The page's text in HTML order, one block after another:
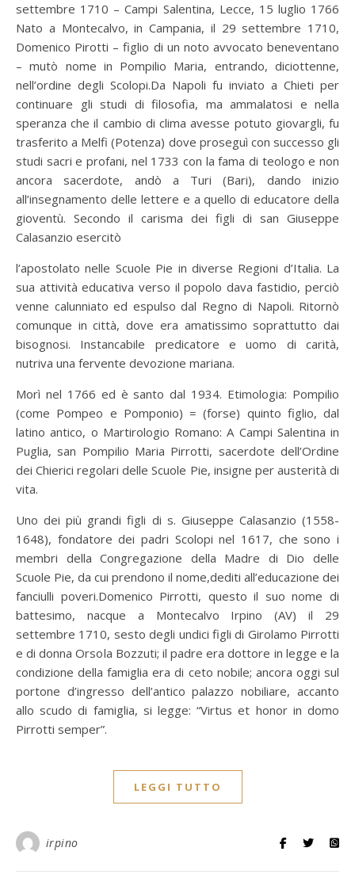
settembre 1710 – Campi Salentina, Lecce, 15 luglio 1766
Nato a Montecalvo, in Campania, il 29 settembre 1710,
Domenico Pirotti – figlio di un noto avvocato beneventano
– mutò nome in Pompilio Maria, entrando, diciottenne,
nell’ordine degli Scolopi.Da Napoli fu inviato a Chieti per
continuare gli studi di filosofia, ma ammalatosi e nella
speranza che il cambio di clima avesse potuto giovargli, fu
trasferito a Melfi (Potenza) dove proseguì con successo gli
studi sacri e profani, nel 1733 con la fama di teologo e non
ancora sacerdote, andò a Turi (Bari), dando inizio
all’insegnamento delle lettere e a quello di educatore della
gioventù. Secondo il carisma dei figli di san Giuseppe
Calasanzio esercitò
l’apostolato nelle Scuole Pie in diverse Regioni d’Italia. La
sua attività educativa verso il popolo dava fastidio, perciò
venne calunniato ed espulso dal Regno di Napoli. Ritornò
comunque in città, dove era amatissimo soprattutto dai
bisognosi. Instancabile predicatore e uomo di carità,
nutriva una fervente devozione mariana.
Morì nel 1766 ed è santo dal 1934. Etimologia: Pompilio
(come Pompeo e Pomponio) = (forse) quinto figlio, dal
latino antico, o Martirologio Romano: A Campi Salentina in
Puglia, san Pompilio Maria Pirrotti, sacerdote dell’Ordine
dei Chierici regolari delle Scuole Pie, insigne per austerità di
vita.
Uno dei più grandi figli di s. Giuseppe Calasanzio (1558-
1648), fondatore dei padri Scolopi nel 1617, che sono i
membri della Congregazione della Madre di Dio delle
Scuole Pie, da cui prendono il nome,dediti all’educazione dei
fanciulli poveri.Domenico Pirrotti, questo il suo nome di
battesimo, nacque a Montecalvo Irpino (AV) il 29
settembre 1710, sesto degli undici figli di Girolamo Pirrotti
e di donna Orsola Bozzuti; il padre era dottore in legge e la
condizione della famiglia era di ceto nobile; ancora oggi sul
portone d’ingresso dell’antico palazzo nobiliare, accanto
allo scudo di famiglia, si legge: “Virtus et honor in domo
Pirrotti semper”.
LEGGI TUTTO
irpino